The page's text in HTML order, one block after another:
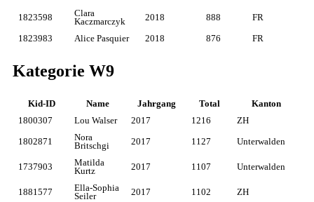
1823598
Clara
Kaczmarczyk
2018 888 FR
1823983 Alice Pasquier 2018 876 FR
Kategorie W9
Kid-ID Name Jahrgang Total
Kanton
1800307
Lou Walser 2017 1216 ZH
1802871
Nora
Britschgi
2017 1127 Unterwalden
1737903
Matilda
Kurtz
2017 1107 Unterwalden
1881577
Ella-Sophia
Seiler
2017 1102 ZH